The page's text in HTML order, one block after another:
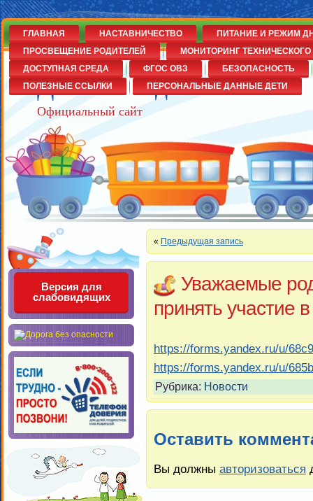
Детский сад№14
Официальный сайт
ГЛАВНАЯ НАСТАВНИЧЕСТВО
ПИТАНИЕ И РЕЖИМ
ПРОСВЕЩЕНИЕ РОДИТЕЛЕЙ
МОНИТОРИНГ
ДОСТУПНАЯ СРЕДА
ФГОС ОВЗ
БЕЗОПАСНОСТЬ
ПОЛЕЗНЫЕ ССЫЛКИ
ПЕРСОНАЛЬНЫЕ ДАННЫЕ ДЕТИ
Версия для
слабовидящих
« Предыдущая запись
Уважаемые
принять участие
https://forms.yandex.ru/u/
https://forms.yandex.ru/u/
Рубрика: Новости
Оставить
Вы должны авторизоваться